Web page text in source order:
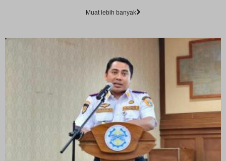
Muat lebih banyak